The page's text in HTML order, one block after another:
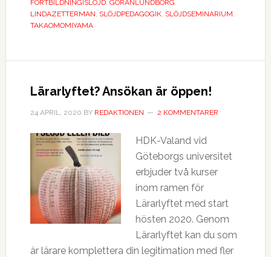
FORTBILDNINGISLÖJD, GÖRANLUNDBORG,
LINDAZETTERMAN, SLÖJDPEDAGOGIK, SLÖJDSEMINARIUM,
TAKAOMOMIYAMA
Lärarlyftet? Ansökan är öppen!
24 APRIL, 2020 BY REDAKTIONEN 2 KOMMENTARER
HDK-Valand vid
Göteborgs universitet
erbjuder två kurser
inom ramen för
Lärarlyftet med start
hösten 2020. Genom
Lärarlyftet kan du som
är lärare komplettera din legitimation med fler